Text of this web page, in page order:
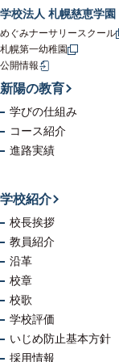
学校法人 札幌慈恵学園
めぐみナーサリースクール
札幌第一幼稚園
公開情報
新陽の教育
学びの仕組み
コース紹介
進路実績
学校紹介
校長挨拶
教員紹介
沿革
校章
校歌
学校評価
いじめ防止基本方針
採用情報